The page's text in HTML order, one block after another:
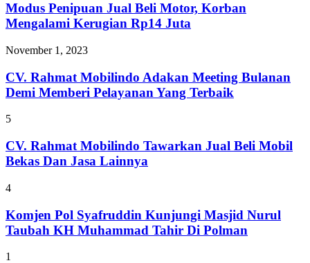
Modus Penipuan Jual Beli Motor, Korban
Mengalami Kerugian Rp14 Juta
November 1, 2023
CV. Rahmat Mobilindo Adakan Meeting Bulanan
Demi Memberi Pelayanan Yang Terbaik
5
CV. Rahmat Mobilindo Tawarkan Jual Beli Mobil
Bekas Dan Jasa Lainnya
4
Komjen Pol Syafruddin Kunjungi Masjid Nurul
Taubah KH Muhammad Tahir Di Polman
1